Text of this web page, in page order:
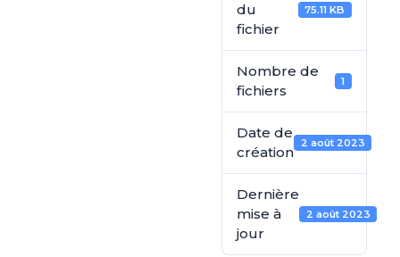
du
fichier
75.11 KB
Nombre de
fichiers
1
Date de
création
2 août 2023
Dernière
mise à
jour
2 août 2023